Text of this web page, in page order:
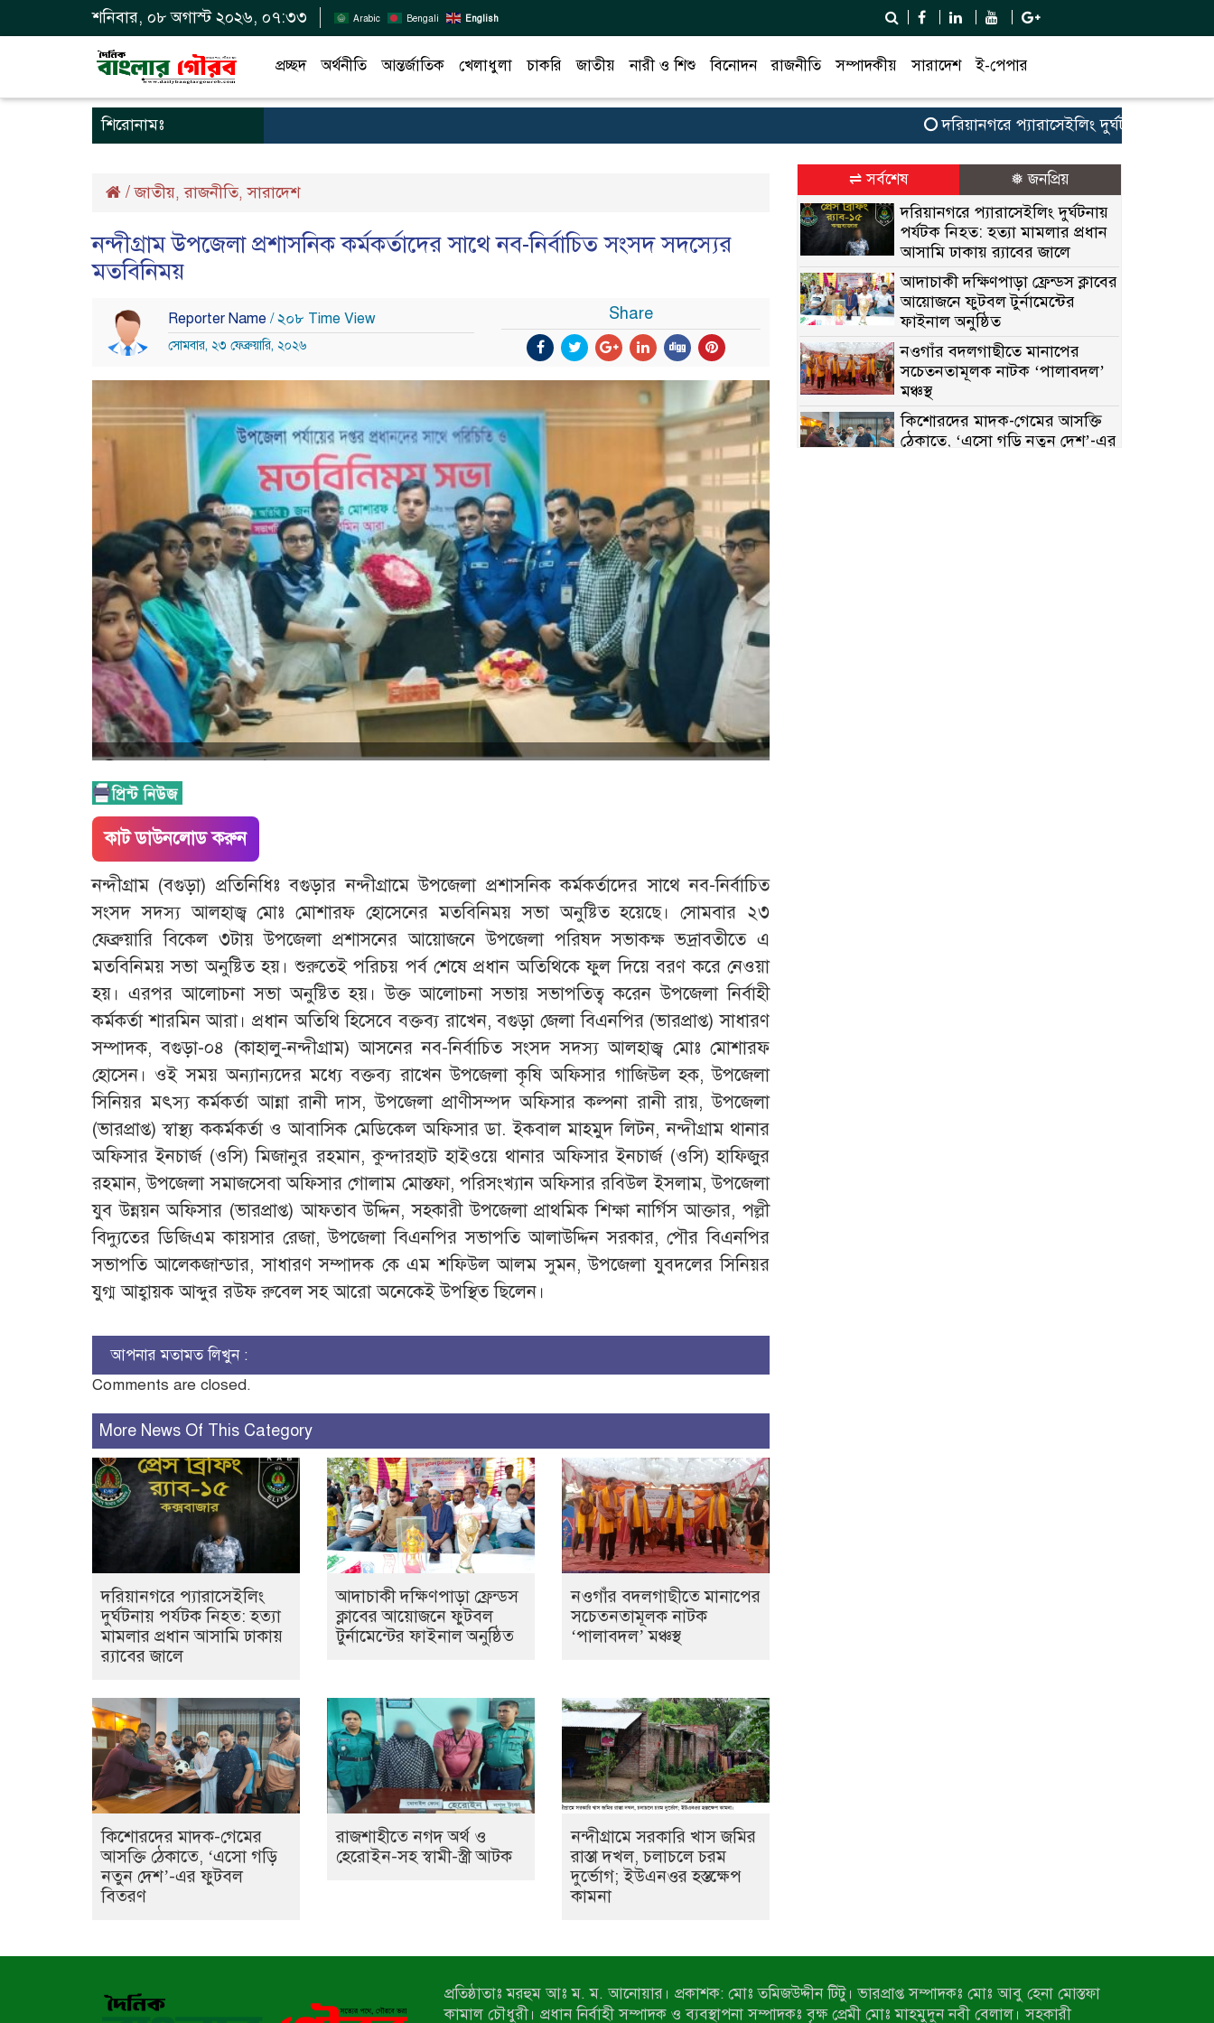
শনিবার, ০৮ অগাস্ট ২০২৬, ০৭:৩৩ Arabic Bengali English
প্রচ্ছদ অর্থনীতি আন্তর্জাতিক খেলাধুলা চাকরি জাতীয় নারী ও শিশু বিনোদন রাজনীতি সম্পাদকীয় সারাদেশ ই-পেপার
শিরোনামঃ দরিয়ানগরে প্যারাসেইলিং দুর্ঘটনায় পর্যটক
/জাতীয়,রাজনীতি,সারাদেশ
নন্দীগ্রাম উপজেলা প্রশাসনিক কর্মকর্তাদের সাথে নব-নির্বাচিত সংসদ সদস্যের
মতবিনিময়
Reporter Name / ২০৮ Time View
সোমবার, ২৩ ফেব্রুয়ারি, ২০২৬
Share
কাট ডাউনলোড করুন
নন্দীগ্রাম (বগুড়া) প্রতিনিধিঃ বগুড়ার নন্দীগ্রামে উপজেলা প্রশাসনিক কর্মকর্তাদের সাথে নব-নির্বাচিত
সংসদ সদস্য আলহাজ্ব মোঃ মোশারফ হোসেনের মতবিনিময় সভা অনুষ্টিত হয়েছে। সোমবার ২৩
ফেব্রুয়ারি বিকেল ৩টায় উপজেলা প্রশাসনের আয়োজনে উপজেলা পরিষদ সভাকক্ষ ভদ্রাবতীতে এ
মতবিনিময় সভা অনুষ্টিত হয়। শুরুতেই পরিচয় পর্ব শেষে প্রধান অতিথিকে ফুল দিয়ে বরণ করে নেওয়া
হয়। এরপর আলোচনা সভা অনুষ্টিত হয়। উক্ত আলোচনা সভায় সভাপতিত্ব করেন উপজেলা নির্বাহী
কর্মকর্তা শারমিন আরা। প্রধান অতিথি হিসেবে বক্তব্য রাখেন, বগুড়া জেলা বিএনপির (ভারপ্রাপ্ত) সাধারণ
সম্পাদক, বগুড়া-০৪ (কাহালু-নন্দীগ্রাম) আসনের নব-নির্বাচিত সংসদ সদস্য আলহাজ্ব মোঃ মোশারফ
হোসেন। ওই সময় অন্যান্যদের মধ্যে বক্তব্য রাখেন উপজেলা কৃষি অফিসার গাজিউল হক, উপজেলা
সিনিয়র মৎস্য কর্মকর্তা আন্না রানী দাস, উপজেলা প্রাণীসম্পদ অফিসার কল্পনা রানী রায়, উপজেলা
(ভারপ্রাপ্ত) স্বাস্থ্য ককর্মকর্তা ও আবাসিক মেডিকেল অফিসার ডা. ইকবাল মাহমুদ লিটন, নন্দীগ্রাম থানার
অফিসার ইনচার্জ (ওসি) মিজানুর রহমান, কুন্দারহাট হাইওয়ে থানার অফিসার ইনচার্জ (ওসি) হাফিজুর
রহমান, উপজেলা সমাজসেবা অফিসার গোলাম মোস্তফা, পরিসংখ্যান অফিসার রবিউল ইসলাম, উপজেলা
যুব উন্নয়ন অফিসার (ভারপ্রাপ্ত) আফতাব উদ্দিন, সহকারী উপজেলা প্রাথমিক শিক্ষা নার্গিস আক্তার, পল্লী
বিদ্যুতের ডিজিএম কায়সার রেজা, উপজেলা বিএনপির সভাপতি আলাউদ্দিন সরকার, পৌর বিএনপির
সভাপতি আলেকজান্ডার, সাধারণ সম্পাদক কে এম শফিউল আলম সুমন, উপজেলা যুবদলের সিনিয়র
যুগ্ম আহ্বায়ক আব্দুর রউফ রুবেল সহ আরো অনেকেই উপস্থিত ছিলেন।
আপনার মতামত লিখুন :
Comments are closed.
More News Of This Category
দরিয়ানগরে প্যারাসেইলিং
দুর্ঘটনায় পর্যটক নিহত: হত্যা
মামলার প্রধান আসামি ঢাকায়
র‌্যাবের জালে
আদাচাকী দক্ষিণপাড়া ফ্রেন্ডস
ক্লাবের আয়োজনে ফুটবল
টুর্নামেন্টের ফাইনাল অনুষ্ঠিত
নওগাঁর বদলগাছীতে মানাপের
সচেতনতামূলক নাটক
‘পালাবদল’ মঞ্চস্থ
কিশোরদের মাদক-গেমের
আসক্তি ঠেকাতে, ‘এসো গড়ি
নতুন দেশ’-এর ফুটবল
বিতরণ
রাজশাহীতে নগদ অর্থ ও
হেরোইন-সহ স্বামী-স্ত্রী আটক
নন্দীগ্রামে সরকারি খাস জমির
রাস্তা দখল, চলাচলে চরম
দুর্ভোগ; ইউএনওর হস্তক্ষেপ
কামনা
⇌ সর্বশেষ ❅ জনপ্রিয়
দরিয়ানগরে প্যারাসেইলিং দুর্ঘটনায়
পর্যটক নিহত: হত্যা মামলার প্রধান
আসামি ঢাকায় র‌্যাবের জালে
আদাচাকী দক্ষিণপাড়া ফ্রেন্ডস ক্লাবের
আয়োজনে ফুটবল টুর্নামেন্টের
ফাইনাল অনুষ্ঠিত
নওগাঁর বদলগাছীতে মানাপের
সচেতনতামূলক নাটক ‘পালাবদল’
মঞ্চস্থ
কিশোরদের মাদক-গেমের আসক্তি
ঠেকাতে, ‘এসো গড়ি নতুন দেশ’-এর
প্রতিষ্ঠাতাঃ মরহুম আঃ ম. ম. আনোয়ার। প্রকাশক: মোঃ তমিজউদ্দীন টিটু। ভারপ্রাপ্ত সম্পাদকঃ মোঃ আবু হেনা মোস্তফা
কামাল চৌধুরী। প্রধান নির্বাহী সম্পাদক ও ব্যবস্থাপনা সম্পাদকঃ বৃক্ষ প্রেমী মোঃ মাহমুদুন নবী বেলাল। সহকারী